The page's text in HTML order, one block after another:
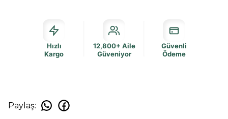
Hızlı
Kargo
12,800+ Aile
Güveniyor
Güvenli
Ödeme
Paylaş: